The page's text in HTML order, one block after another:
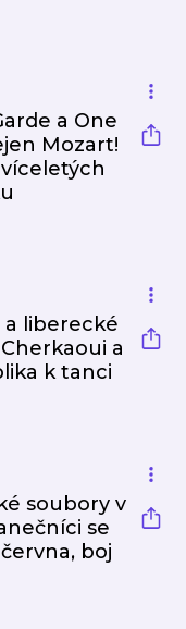
a One
Mozart!
a liberecké
a
k tanci
soubory v
se
boj